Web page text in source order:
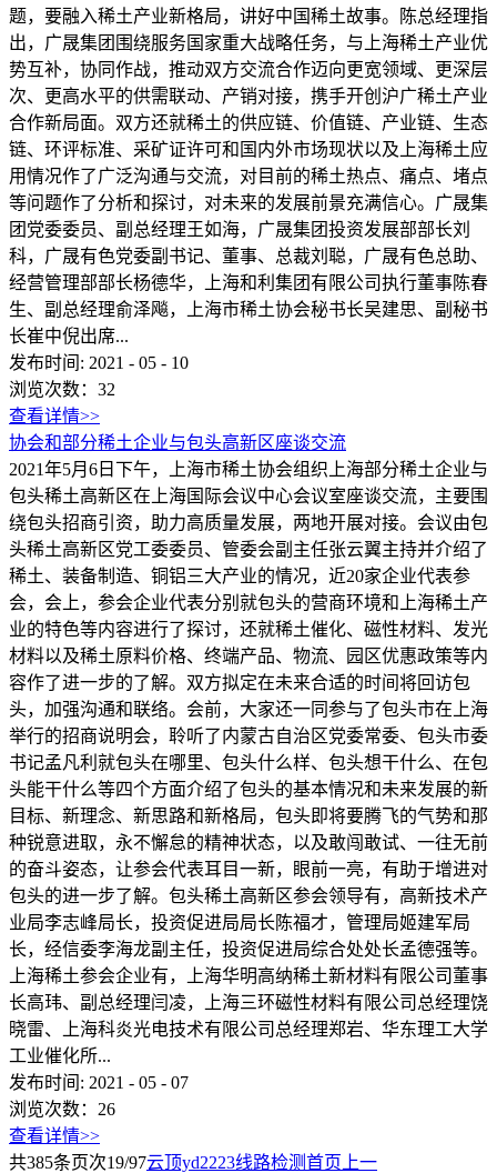
题，要融入稀土产业新格局，讲好中国稀土故事。陈总经理指
出，广晟集团围绕服务国家重大战略任务，与上海稀土产业优
势互补，协同作战，推动双方交流合作迈向更宽领域、更深层
次、更高水平的供需联动、产销对接，携手开创沪广稀土产业
合作新局面。双方还就稀土的供应链、价值链、产业链、生态
链、环评标准、采矿证许可和国内外市场现状以及上海稀土应
用情况作了广泛沟通与交流，对目前的稀土热点、痛点、堵点
等问题作了分析和探讨，对未来的发展前景充满信心。广晟集
团党委委员、副总经理王如海，广晟集团投资发展部部长刘
科，广晟有色党委副书记、董事、总裁刘聪，广晟有色总助、
经营管理部部长杨德华，上海和利集团有限公司执行董事陈春
生、副总经理俞泽飚，上海市稀土协会秘书长吴建思、副秘书
长崔中倪出席...
发布时间: 2021 - 05 - 10
浏览次数： 32
查看详情>>
协会和部分稀土企业与包头高新区座谈交流
2021年5月6日下午，上海市稀土协会组织上海部分稀土企业与
包头稀土高新区在上海国际会议中心会议室座谈交流，主要围
绕包头招商引资，助力高质量发展，两地开展对接。会议由包
头稀土高新区党工委委员、管委会副主任张云翼主持并介绍了
稀土、装备制造、铜铝三大产业的情况，近20家企业代表参
会，会上，参会企业代表分别就包头的营商环境和上海稀土产
业的特色等内容进行了探讨，还就稀土催化、磁性材料、发光
材料以及稀土原料价格、终端产品、物流、园区优惠政策等内
容作了进一步的了解。双方拟定在未来合适的时间将回访包
头，加强沟通和联络。会前，大家还一同参与了包头市在上海
举行的招商说明会，聆听了内蒙古自治区党委常委、包头市委
书记孟凡利就包头在哪里、包头什么样、包头想干什么、在包
头能干什么等四个方面介绍了包头的基本情况和未来发展的新
目标、新理念、新思路和新格局，包头即将要腾飞的气势和那
种锐意进取，永不懈怠的精神状态，以及敢闯敢试、一往无前
的奋斗姿态，让参会代表耳目一新，眼前一亮，有助于增进对
包头的进一步了解。包头稀土高新区参会领导有，高新技术产
业局李志峰局长，投资促进局局长陈福才，管理局姬建军局
长，经信委李海龙副主任，投资促进局综合处处长孟德强等。
上海稀土参会企业有，上海华明高纳稀土新材料有限公司董事
长高玮、副总经理闫凌，上海三环磁性材料有限公司总经理饶
晓雷、上海科炎光电技术有限公司总经理郑岩、华东理工大学
工业催化所...
发布时间: 2021 - 05 - 07
浏览次数： 26
查看详情>>
共385条页次19/97云顶yd2223线路检测首页 上一